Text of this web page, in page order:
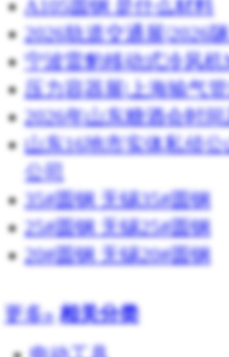
A105圆钢 是什么材料
2026轨道交通展|2026
宁波雷豹移动式冷风
压力容器展|上海输气
2026年山东糖酒会时
山东16地市实体私侦
公司
35#圆钢 无锡35#圆钢
25#圆钢 无锡25#圆钢
20#圆钢 无锡20#圆钢
更多» 相关分类